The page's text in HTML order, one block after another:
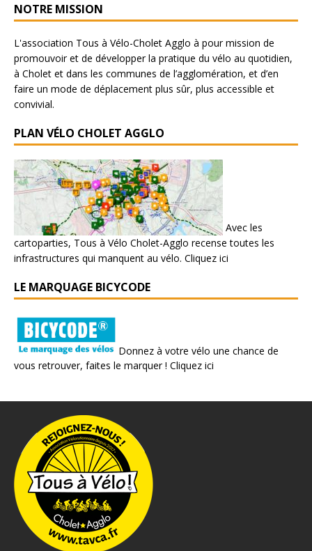
NOTRE MISSION
L'association Tous à Vélo-Cholet Agglo à pour mission de
promouvoir et de développer la pratique du vélo au quotidien,
à Cholet et dans les communes de l’agglomération, et d’en
faire un mode de déplacement plus sûr, plus accessible et
convivial.
PLAN VÉLO CHOLET AGGLO
Avec les
cartoparties, Tous à Vélo Cholet-Agglo recense toutes les
infrastructures qui manquent au vélo. Cliquez ici
LE MARQUAGE BICYCODE
Donnez à votre vélo une chance de
vous retrouver, faites le marquer ! Cliquez ici